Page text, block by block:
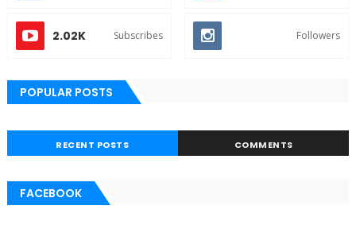
2.02K Subscribes Followers
POPULAR POSTS
RECENT POSTS COMMENTS
FACEBOOK